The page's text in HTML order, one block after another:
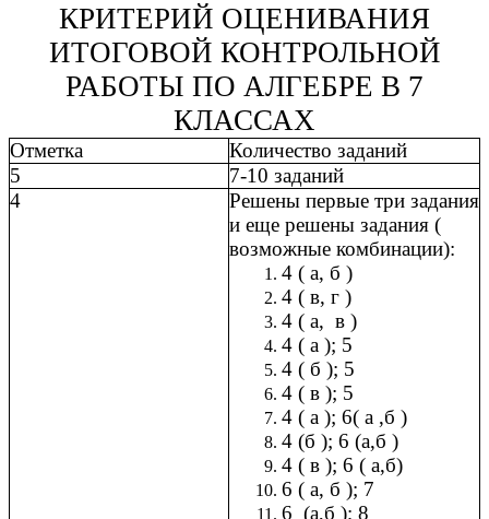
КРИТЕРИЙ ОЦЕНИВАНИЯ
ИТОГОВОЙ КОНТРОЛЬНОЙ
РАБОТЫ ПО АЛГЕБРЕ В 7
КЛАССАХ
Отметка
Количество заданий
5
7-10 заданий
4
Решены первые три задания
и еще решены задания (
возможные комбинации):
4 ( а, б )
4 ( в, г )
4 ( а, в )
4 ( а ); 5
4 ( б ); 5
4 ( в ); 5
4 ( а ); 6( а ,б )
4 (б ); 6 (а,б )
4 ( в ); 6 ( а,б)
6 ( а, б ); 7
6 (а,б ); 8